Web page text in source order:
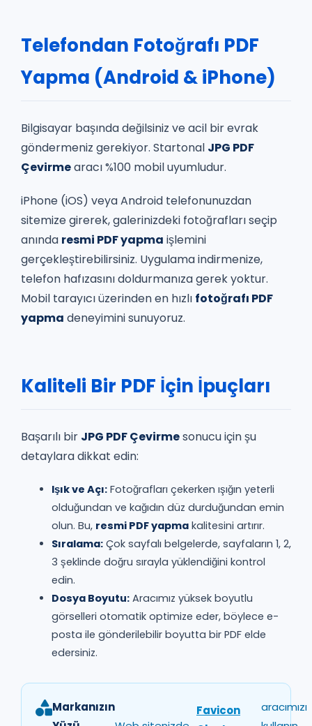
Telefondan Fotoğrafı PDF
Yapma (Android & iPhone)
Bilgisayar başında değilsiniz ve acil bir evrak
göndermeniz gerekiyor. Startonal JPG PDF
Çevirmearacı %100 mobil uyumludur.
iPhone (iOS) veya Android telefonunuzdan
sitemize girerek, galerinizdeki fotoğrafları seçip
anında resmi PDF yapma işlemini
gerçekleştirebilirsiniz. Uygulama indirmenize,
telefon hafızasını doldurmanıza gerek yoktur.
Mobil tarayıcı üzerinden en hızlı fotoğrafı PDF
yapma deneyimini sunuyoruz.
Kaliteli Bir PDF İçin İpuçları
Başarılı bir JPG PDF Çevirmesonucu için şu
detaylara dikkat edin:
Işık ve Açı:Fotoğrafları çekerken ışığın yeterli
olduğundan ve kağıdın düz durduğundan emin
olun. Bu, resmi PDF yapmakalitesini artırır.
Sıralama:Çok sayfalı belgelerde, sayfaların 1, 2,
3 şeklinde doğru sırayla yüklendiğini kontrol
edin.
Dosya Boyutu:Aracımız yüksek boyutlu
görselleri otomatik optimize eder, böylece e-
posta ile gönderilebilir boyutta bir PDF elde
edersiniz.
Markanızın
Favicon
aracımızı